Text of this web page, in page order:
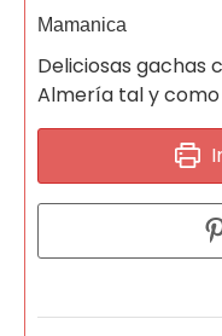
Mamanica
Deliciosas gachas
Almería tal y